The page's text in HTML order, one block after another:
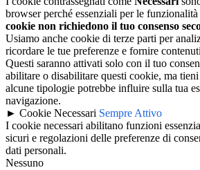
browser perché essenziali per le
cookie non richiedono il tuo consenso
Usiamo anche cookie di terze parti per
ricordare le tue preferenze e fornire
Questi saranno attivati solo con il tuo
abilitare o disabilitare questi cookie, ma
alcune tipologie potrebbe influire sulla tua
navigazione.
► Cookie Necessari Sempre Attivo
I cookie necessari abilitano funzioni
sicuri e regolazioni delle preferenze di
dati personali.
Nessuno